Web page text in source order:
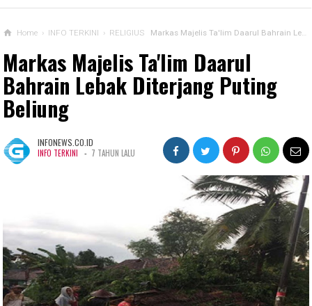
Home › INFO TERKINI › RELIGIUS Markas Majelis Ta'lim Daarul Bahrain Lebak Diterjang Puting Beliung
Markas Majelis Ta'lim Daarul
Bahrain Lebak Diterjang Puting
Beliung
INFONEWS.CO.ID
INFO TERKINI - 7 TAHUN LALU